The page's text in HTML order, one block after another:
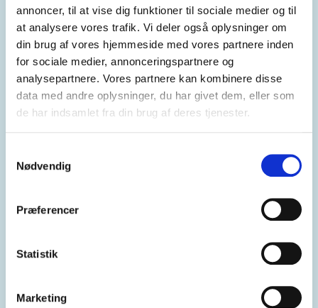
annoncer, til at vise dig funktioner til sociale medier og til
at analysere vores trafik. Vi deler også oplysninger om
din brug af vores hjemmeside med vores partnere inden
for sociale medier, annonceringspartnere og
analysepartnere. Vores partnere kan kombinere disse
data med andre oplysninger, du har givet dem, eller som
de har indsamlet fra din brug af deres tjenester.
Nødvendig
Præferencer
Statistik
Marketing
Kategori:Brillefri
Michael
Det tog kun en halv times tid for en normal
undersøgelse, og det blev gjort helt uden
Fik Stig Holfort og hans team anbefalet af en god
bekendt. Min kone og jeg bookede tid og fik en …